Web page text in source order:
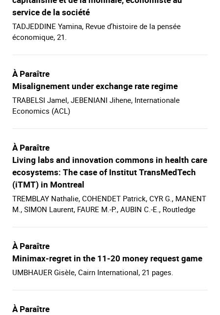
service de la société
TADJEDDINE Yamina, Revue d’histoire de la pensée
économique, 21.
À Paraître
Misalignement under exchange rate regime
TRABELSI Jamel, JEBENIANI Jihene, Internationale
Economics (ACL)
À Paraître
Living labs and innovation commons in health care
ecosystems: The case of Institut TransMedTech
(iTMT) in Montreal
TREMBLAY Nathalie, COHENDET Patrick, CYR G., MANENT
M., SIMON Laurent, FAURE M.-P., AUBIN C.-E., Routledge
À Paraître
Minimax-regret in the 11-20 money request game
UMBHAUER Gisèle, Cairn International, 21 pages.
À Paraître